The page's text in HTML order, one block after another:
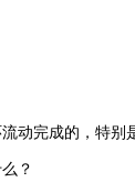
动完成的，特别
？